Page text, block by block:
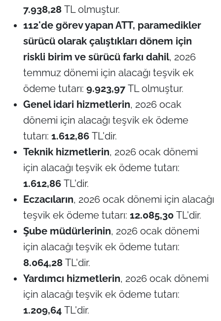
7.938,28 TL olmuştur.
112'de görev yapan ATT, paramedikler
sürücü olarak çalıştıkları dönem için
riskli birim ve sürücü farkı dahil, 2026
temmuz dönemi için alacağı teşvik ek
ödeme tutarı: 9.923,97 TL olmuştur.
Genel idari hizmetlerin, 2026 ocak
dönemi için alacağı teşvik ek ödeme
tutarı: 1.612,86 TL'dir.
Teknik hizmetlerin, 2026 ocak dönemi
için alacağı teşvik ek ödeme tutarı:
1.612,86 TL'dir.
Eczacıların, 2026 ocak dönemi için alacağı
teşvik ek ödeme tutarı: 12.085,30 TL'dir.
Şube müdürlerinin, 2026 ocak dönemi
için alacağı teşvik ek ödeme tutarı:
8.064,28 TL'dir.
Yardımcı hizmetlerin, 2026 ocak dönemi
için alacağı teşvik ek ödeme tutarı:
1.209,64 TL'dir.